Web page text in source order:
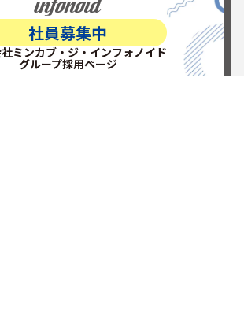
社員募集中
ミンカブ・ジ・インフォノイド
グループ採用ページ